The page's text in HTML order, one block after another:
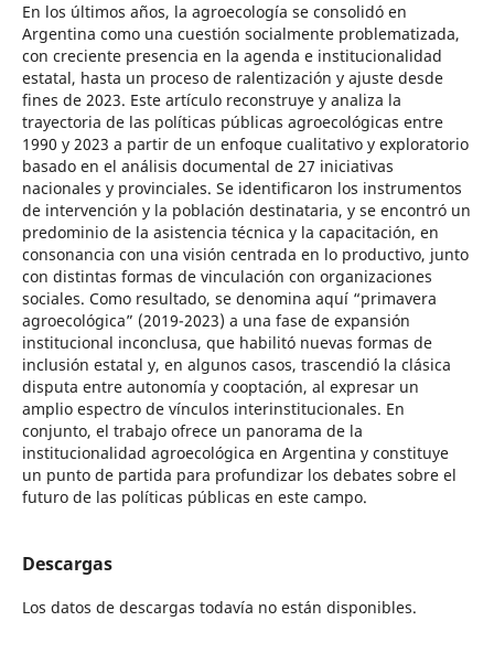
En los últimos años, la agroecología se consolidó en
Argentina como una cuestión socialmente problematizada,
con creciente presencia en la agenda e institucionalidad
estatal, hasta un proceso de ralentización y ajuste desde
fines de 2023. Este artículo reconstruye y analiza la
trayectoria de las políticas públicas agroecológicas entre
1990 y 2023 a partir de un enfoque cualitativo y exploratorio
basado en el análisis documental de 27 iniciativas
nacionales y provinciales. Se identificaron los instrumentos
de intervención y la población destinataria, y se encontró un
predominio de la asistencia técnica y la capacitación, en
consonancia con una visión centrada en lo productivo, junto
con distintas formas de vinculación con organizaciones
sociales. Como resultado, se denomina aquí “primavera
agroecológica” (2019-2023) a una fase de expansión
institucional inconclusa, que habilitó nuevas formas de
inclusión estatal y, en algunos casos, trascendió la clásica
disputa entre autonomía y cooptación, al expresar un
amplio espectro de vínculos interinstitucionales. En
conjunto, el trabajo ofrece un panorama de la
institucionalidad agroecológica en Argentina y constituye
un punto de partida para profundizar los debates sobre el
futuro de las políticas públicas en este campo.
Descargas
Los datos de descargas todavía no están disponibles.